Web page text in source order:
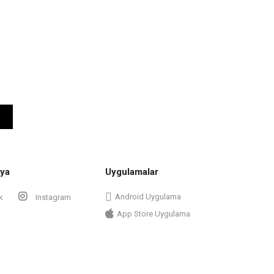
Instagram
Uygulamalar
Android Uygulama
App Store Uygulama